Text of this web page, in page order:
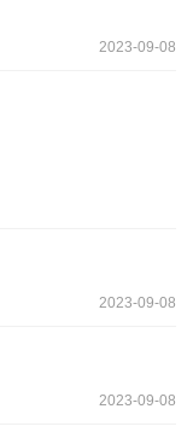
2023-09-08
2023-09-08
2023-09-08